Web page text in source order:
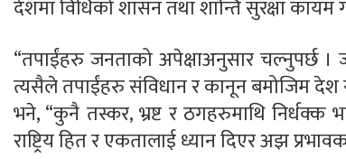
देशमा विधिको शासन तथा शान्ति सुरक्षा
“तपाईंहरु जनताको अपेक्षाअनुसार चल्नुपर्छ ।
त्यसैले तपाईंहरु संविधान र कानून बमोजिम देश
भने, “कुनै तस्कर, भ्रष्ट र ठगहरुमाथि
राष्ट्रिय हित र एकतालाई ध्यान दिएर अझ